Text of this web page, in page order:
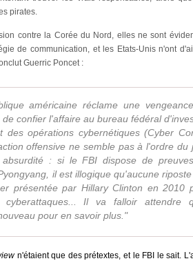
pirates.
contre la Corée du Nord, elles ne sont
de communication, et les Etats-Unis n'ont
Guerric Poncet :
américaine réclame une
confier l'affaire au bureau fédéral
des opérations cybernétiques (Cyber
offensive ne semble pas à l'ordre du
: si le FBI dispose de
il est illogique qu'aucune
présentée par Hillary Clinton en 2010
cyberattaques... Il va falloir attendre
pour en savoir plus."
n'étaient que des prétextes, et le FBI le sait.